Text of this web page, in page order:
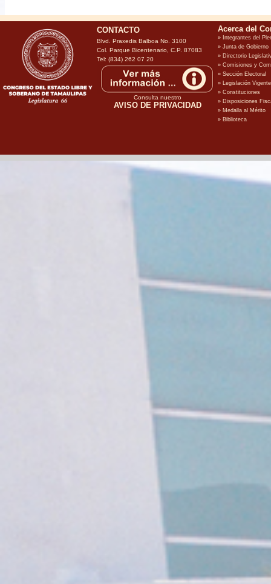
CONTACTO
Blvd. Praxedis Balboa No. 3100
Col. Parque Bicentenario, C.P. 87083
Tel: (834) 262 07 20
Consulta nuestro
AVISO DE PRIVACIDAD